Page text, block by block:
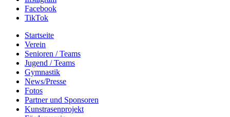
Facebook
TikTok
Startseite
Verein
Senioren / Teams
Jugend / Teams
Gymnastik
News/Presse
Fotos
Partner und Sponsoren
Kunstrasenprojekt